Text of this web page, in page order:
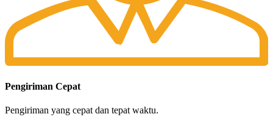
Pengiriman Cepat
Pengiriman yang cepat dan tepat waktu.